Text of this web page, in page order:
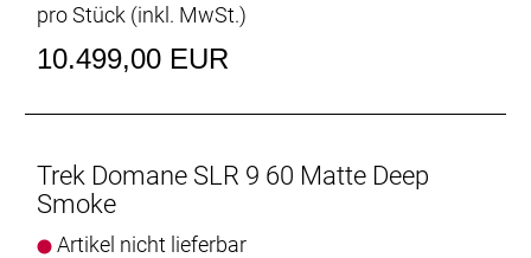
Max. Bremsscheibendu
Vorderradbremse: Shimano CL900, Center Lock
Max. Bremsscheibendu
Reifen: Bontrager Kwaremont RSL TLR, Tubeless-
Ready, faltbarer Wulstkern, Race Dual-Compound,
320 TPI, 700 x 32 mm
pro Stück (inkl. MwSt.)
10.499,00 EUR
Trek Domane SLR 9 60 Matte Deep
Smoke
Artikel nicht lieferbar